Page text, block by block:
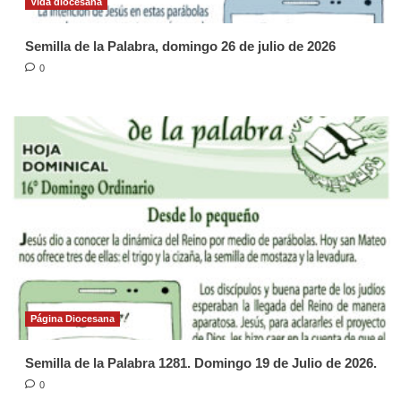
Semilla de la Palabra, domingo 26 de julio de 2026
0
Página Diocesana
Semilla de la Palabra 1281. Domingo 19 de Julio de 2026.
0